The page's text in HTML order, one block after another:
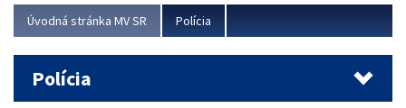
Úvodná stránka MV SR Polícia
Polícia